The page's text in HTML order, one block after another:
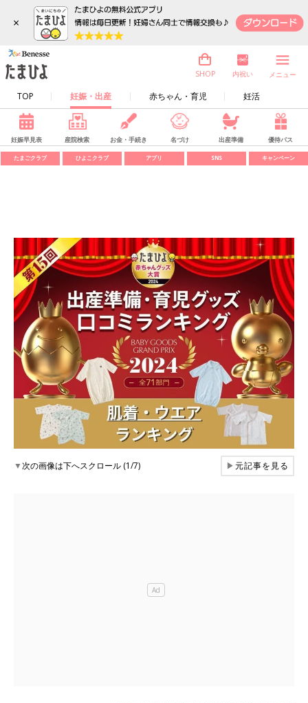
×
TOP 妊娠・出産 赤ちゃん・育児 妊活
SHOP 内祝い メニュー
妊娠早見表 産院検索 お金・手続き 名づけ 出産準備 優待パス
たまごクラブ ひよこクラブ アプリ SNS キャンペーン
▼次の画像は下へスクロール (1/7) ▶元記事を見る